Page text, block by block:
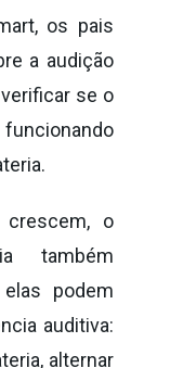
os pais
a audição
se o
o
também
podem
auditiva:
alternar